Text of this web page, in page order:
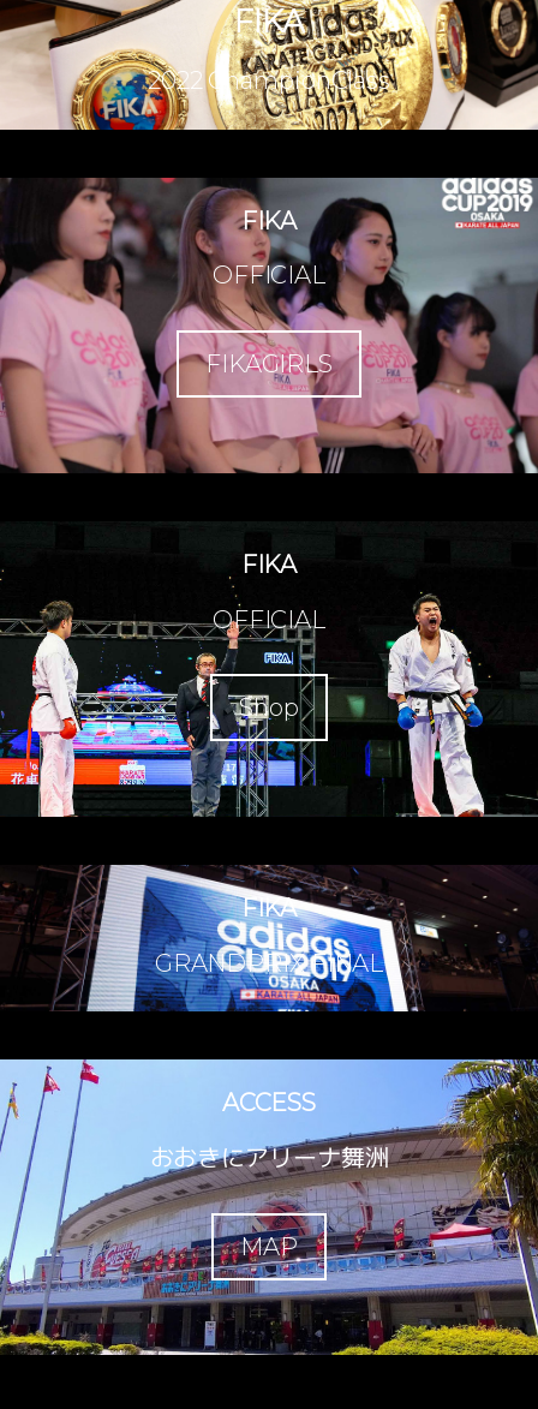
FIKA
2022 ChampionClass
FIKA
OFFICIAL
FIKAGIRLS
FIKA
OFFICIAL
Shop
FIKA
GRANDPRIX FINAL
ACCESS
おおきにアリーナ舞洲
MAP